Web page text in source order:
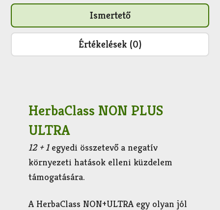
Ismertető
Értékelések (0)
HerbaClass NON PLUS
ULTRA
12 + 1 egyedi összetevő a negatív
környezeti hatások elleni küzdelem
támogatására.
A HerbaClass NON+ULTRA egy olyan jól